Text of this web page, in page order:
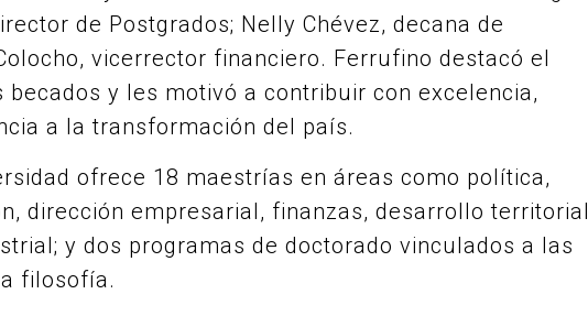
de Postgrados; Nelly Chévez, decana de
vicerrector financiero. Ferrufino destacó el
y les motivó a contribuir con excelencia,
a la transformación del país.
ofrece 18 maestrías en áreas como política,
dirección empresarial, finanzas, desarrollo territorial
y dos programas de doctorado vinculados a las
filosofía.